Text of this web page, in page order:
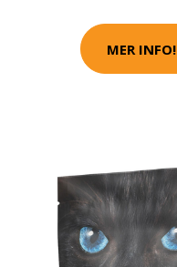
MER INFO!